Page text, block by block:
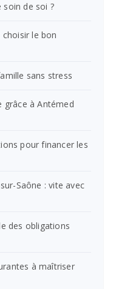
soin de soi ?
le bon
sans stress
grâce à Antémed
pour financer les
Saône : vite avec
des obligations
à maîtriser